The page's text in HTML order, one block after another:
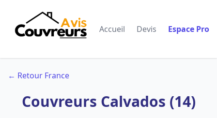
Accueil Devis Espace Pro
← Retour France
Couvreurs Calvados (14)